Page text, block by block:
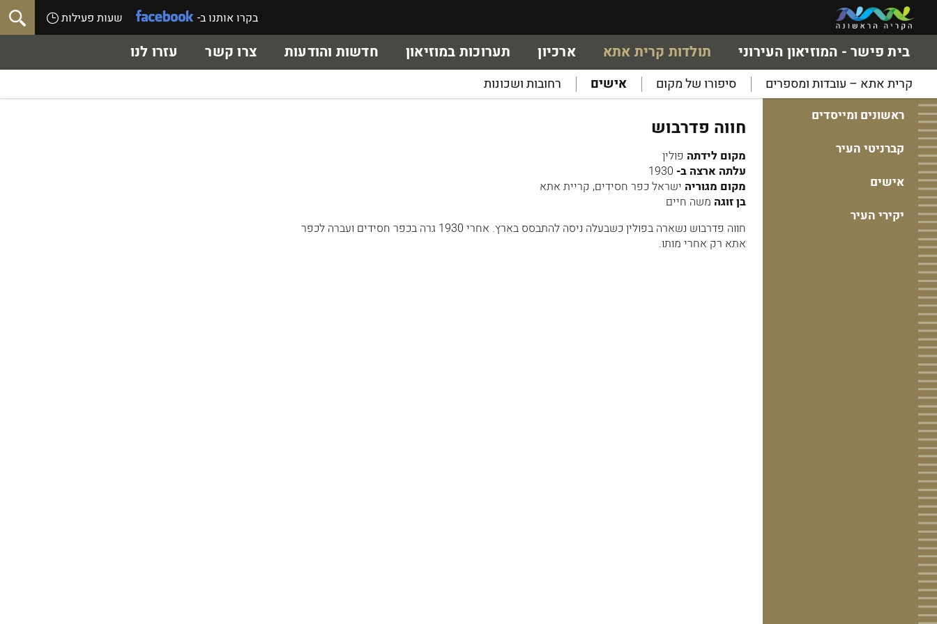
בקרו אותנו ב- שעות פעילות
בית פישר - המוזיאון העירוני תולדות קרית אתא
קרית אתא – עובדות ומספרים סיפורו של מקום אישים רחובות ושכונות
ארכיון תערוכות במוזיאון חדשות והודעות צרו קשר עזרו לנו
ראשונים ומייסדים
קברניטי העיר
אישים
יקירי העיר
חווה פדרבוש
מקום לידתה פולין
עלתה ארצה ב-
מקום מגוריה ישראל כפר חסידים, קריית אתא
בן זוגה משה חיים
חווה פדרבוש נשארה בפולין כשבעלה ניסה להתבסס בארץ. אחרי 1930 גרה בכפר חסידים ועברה לכפר
אתא רק אחרי מותו.